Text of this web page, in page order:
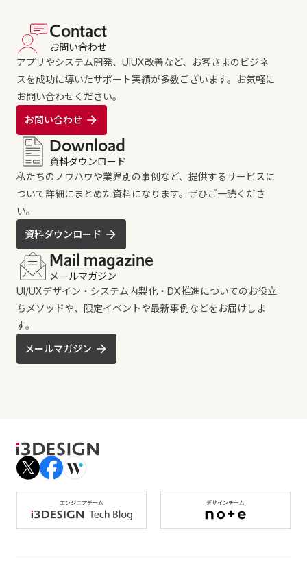
Contact
お問い合わせ
アプリやシステム開発、UIUX改善など、お客さまのビジネ
スを成功に導いたサポート実績が多数ございます。お気軽に
お問い合わせください。
お問い合わせ
Download
資料ダウンロード
私たちのノウハウや業界別の事例など、提供するサービスに
ついて詳細にまとめた資料になります。ぜひご一読くださ
い。
資料ダウンロード
Mail magazine
メールマガジン
UI/UXデザイン・システム内製化・DX推進についてのお役立
ちメソッドや、限定イベントや最新事例などをお届けしま
す。
メールマガジン